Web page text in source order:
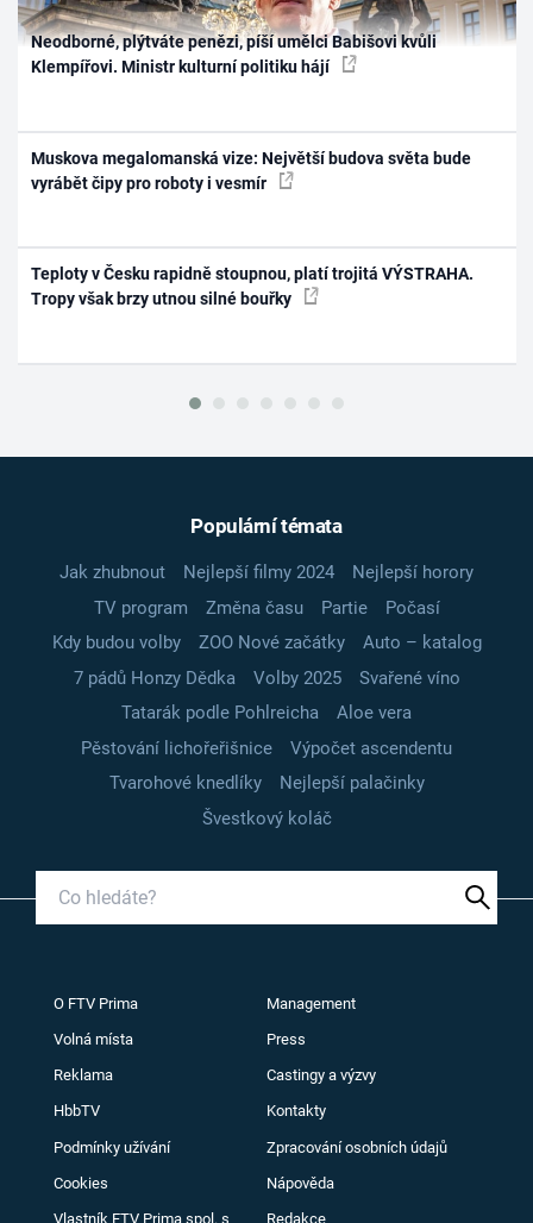
Neodborné, plýtváte penězi, píší umělci Babišovi kvůli
Klempířovi. Ministr kulturní politiku hájí
Muskova megalomanská vize: Největší budova světa bude
vyrábět čipy pro roboty i vesmír
Teploty v Česku rapidně stoupnou, platí trojitá VÝSTRAHA.
Tropy však brzy utnou silné bouřky
Populární témata
Jak zhubnout Nejlepší filmy 2024
Nejlepší horory
TV program
Změna času Partie
Počasí
Kdy budou volby
ZOO Nové začátky
Auto – katalog
7 pádů Honzy Dědka
Volby 2025
Svařené víno
Tatarák podle Pohlreicha
Aloe vera
Pěstování lichořeřišnice
Výpočet ascendentu
Tvarohové knedlíky
Nejlepší palačinky
Švestkový koláč
O FTV Prima Management
Volná místa Press
Reklama Castingy a výzvy
HbbTV Kontakty
Podmínky užívání Zpracování osobních údajů
Cookies Nápověda
Vlastník FTV Prima spol. s Redakce